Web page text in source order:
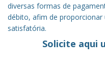
diversas formas de
débito, afim de
satisfatória.
Solicite aqui